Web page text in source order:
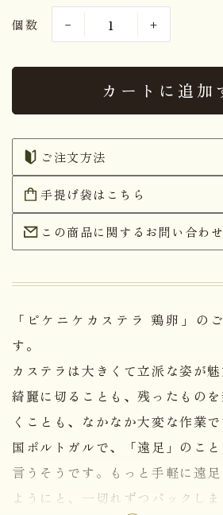
個数
カートに追加
ご注文方法
手提げ袋はこちら
この商品に関するお問い合わせ
「ピケニケカステラ 鶏卵」の
す。
カステラは大きくて立派な姿が
綺麗に切ることも、残ったもの
くことも、なかなか大変な作業
国ポルトガルで、「遠足」のこ
言うそうです。もっと手軽に遠
ようにと、一切れずつパックしま